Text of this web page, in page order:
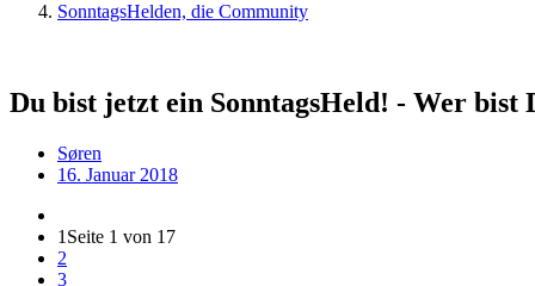
SonntagsHelden, die Community
Du bist jetzt ein SonntagsHeld! - Wer bist
Søren
16. Januar 2018
1 Seite 1 von 17
2
3